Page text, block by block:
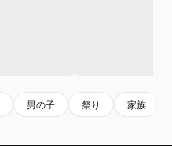
男の子 祭り 家族